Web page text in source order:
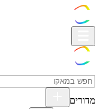
מדורים